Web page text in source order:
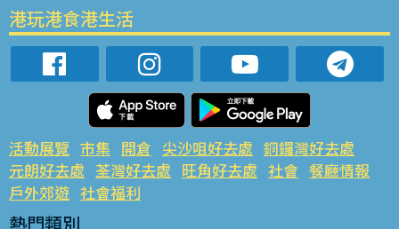
港玩港食港生活
活動展覽 市集 開倉 尖沙咀好去處 銅鑼灣好去處
元朗好去處 荃灣好去處 旺角好去處 社會 餐廳情報
戶外郊遊 社會福利
熱門類別